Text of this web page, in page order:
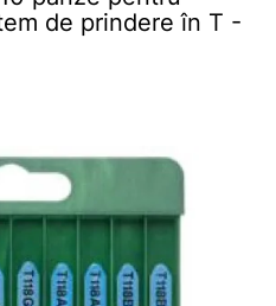
de prindere în T -